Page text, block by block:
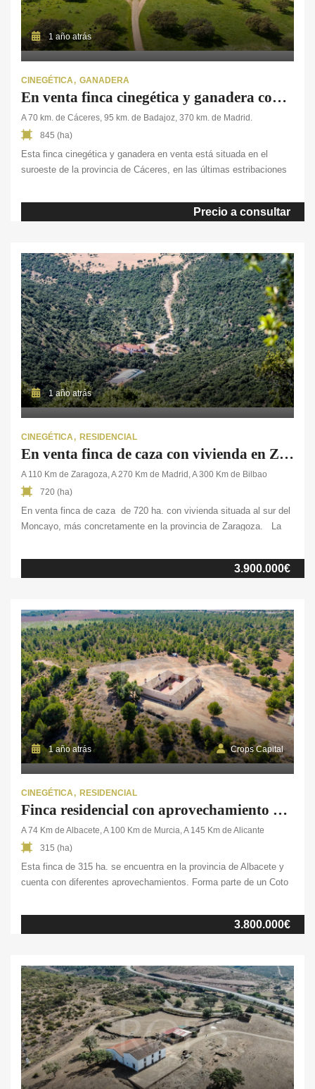
1 año atrás
CINEGÉTICA GANADERA
En venta finca cinegética y ganadera con vivienda en Cáceres
A 70 km. de Cáceres, 95 km. de Badajoz, 370 km. de Madrid.
845 (ha)
Esta finca cinegética y ganadera en venta está situada en el
suroeste de la provincia de Cáceres, en las últimas estribaciones
zonas llanas donde se muestran los parajes más representativos
de Extremadura. Esta dehesa de 845 ha. ofrece abundantes
Precio a consultar
1 año atrás
CINEGÉTICA RESIDENCIAL
En venta finca de caza con vivienda en Zaragoza
A 110 Km de Zaragoza, A 270 Km de Madrid, A 300 Km de Bilbao
720 (ha)
En venta finca de caza de 720 ha. con vivienda situada al sur del
Moncayo, más concretamente en la provincia de Zaragoza. La
y carrascas, 164 ha. de pastos y 5 ha. de labor de secano.
Dispone de un coto privado de caza con más de 100 precintos
3.900.000€
1 año atrás Crops Capital
CINEGÉTICA RESIDENCIAL
Finca residencial con aprovechamiento agrícola y cinegético en la provincia de Albacete
A 74 Km de Albacete, A 100 Km de Murcia, A 145 Km de Alicante
315 (ha)
Esta finca de 315 ha. se encuentra en la provincia de Albacete y
cuenta con diferentes aprovechamientos. Forma parte de un Coto
pueden encontrar ejemplares de conejo, zorro, liebre, perdiz y
jabalí. En cuanto a sus edificaciones, encontramos una vivienda
3.800.000€